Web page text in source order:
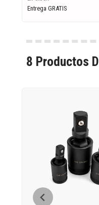
Entrega GRATIS
8 Productos